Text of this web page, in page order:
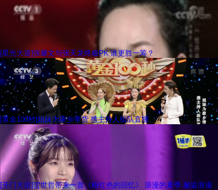
[星光大道]张馨文与张天龙终极PK 谁更胜一筹？
[黄金100秒]姐妹为家乡带货 携主持人组队直播
[开门大吉]贺世哲带来一首《粉红色的回忆》 浪漫的夏季 邂逅浪漫